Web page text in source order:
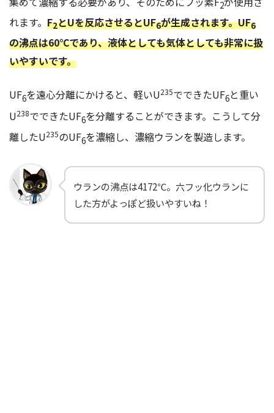
2
れます。 F2とUを反応させるとUF6が生成されます。UF6
の沸点は60℃であり、液体としても気体としても非常に扱
いやすいです。
UF6を遠心分離にかけると、軽いU235でできたUF6と重い
U238でできたUF6を分離することができます。こうして分
離したU235のUF6を濃縮し、濃縮ウランを製造します。
ウランの沸点は4172℃。六フッ化ウランに
した方がよっぽど扱いやすいね！